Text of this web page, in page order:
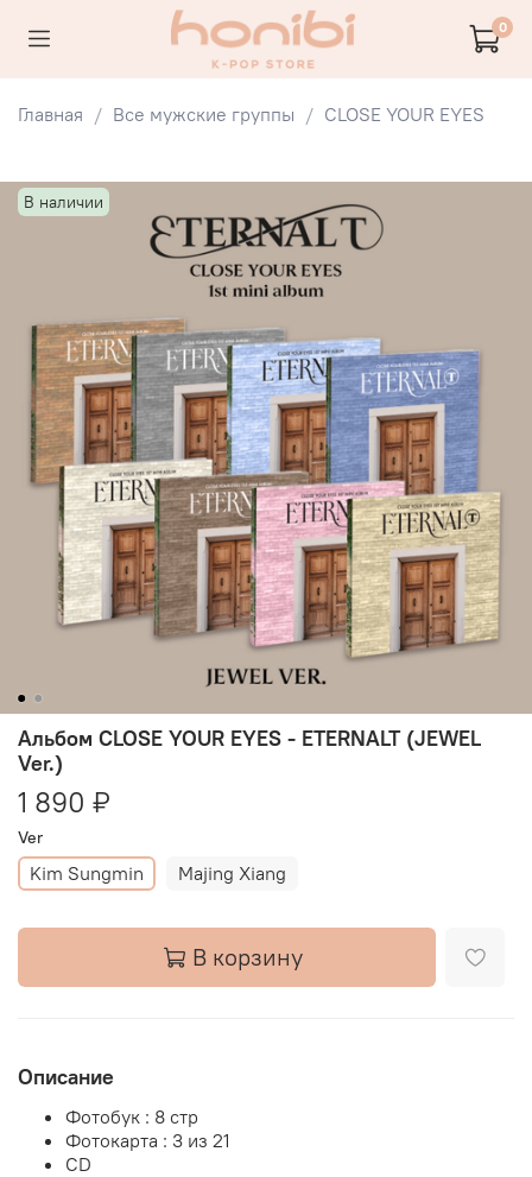
0
Главная Все мужские группы CLOSE YOUR EYES
В наличии
Альбом CLOSE YOUR EYES - ETERNALT (JEWEL
Ver.)
1 890 ₽
Ver
Kim Sungmin Majing Xiang
В корзину
Описание
Фотобук : 8 стр
Фотокарта : 3 из 21
CD